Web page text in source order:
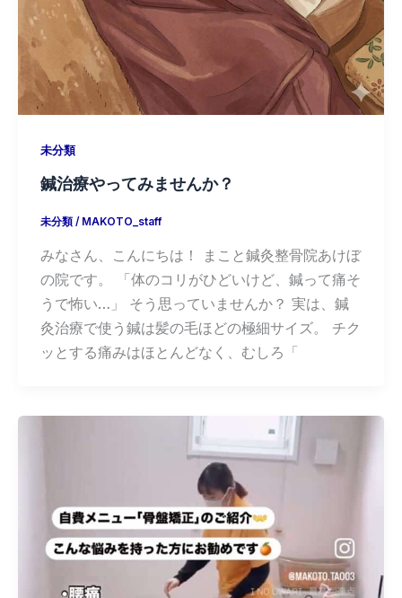
未分類
鍼治療やってみませんか？
未分類/ MAKOTO_staff
みなさん、こんにちは！ まこと鍼灸整骨院あけぼ
の院です。 「体のコリがひどいけど、鍼って痛そ
うで怖い…」 そう思っていませんか？ 実は、鍼
灸治療で使う鍼は髪の毛ほどの極細サイズ。 チク
ッとする痛みはほとんどなく、むしろ「